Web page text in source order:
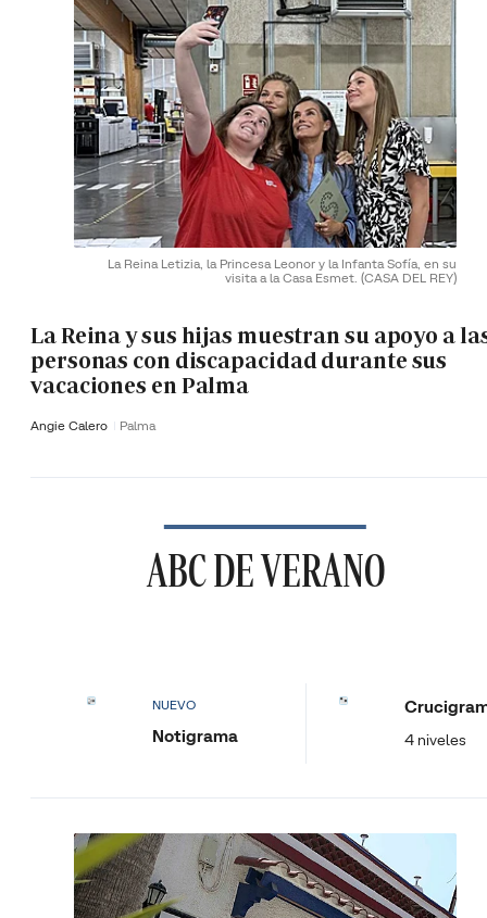
La Reina Letizia, la Princesa Leonor y la Infanta Sofía, en su
visita a la Casa Esmet. (CASA DEL REY)
La Reina y sus hijas muestran su apoyo a
personas con discapacidad durante sus
vacaciones en Palma
Angie Calero Palma
ABC DE VERANO
NUEVO
Notigrama 4 niveles